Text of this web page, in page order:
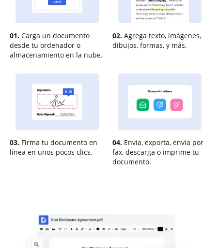
01. Carga un documento
desde tu ordenador o
almacenamiento en la nube.
02. Agrega texto, imágenes,
dibujos, formas, y más.
03. Firma tu documento en
línea en unos pocos clics.
04. Envía, exporta, envía por
fax, descarga o imprime tu
documento.